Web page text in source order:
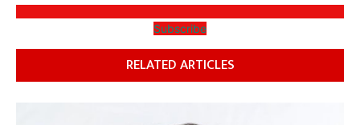
Subscribe
RELATED ARTICLES